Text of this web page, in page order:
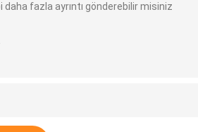
fazla ayrıntı gönderebilir misiniz